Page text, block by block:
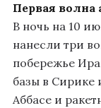
Первая волна
В ночь на 10
нанесли три
побережье
базы в Сирике
Аббасе и